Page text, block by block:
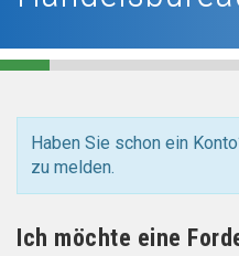
Haben Sie schon ein
zu melden.
Ich möchte eine